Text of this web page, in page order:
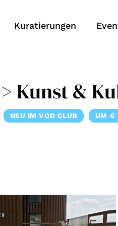
Kuratierungen
> Kunst &
NEU IM VOD CLUB UM €